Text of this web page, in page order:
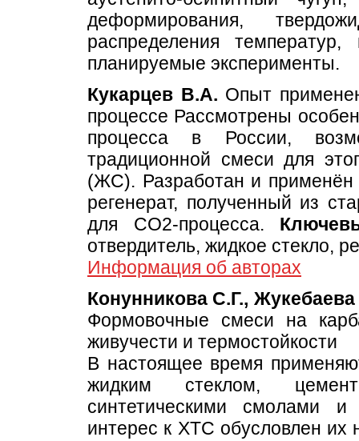
деформирования,
распределения
планируемые эксперименты.
Кукарцев В.А. Опыт
процессе Рассмотрены
процесса в России,
традиционной смеси для
(ЖС). Разработан и применён
регенерат, полученный из
для CO2-процесса.
отвердитель, жидкое стекло,
Информация об авторах
Конунникова С.Г.,
Формовочные смеси на
живучести и термостойкости
В настоящее время
жидким стеклом,
синтетическими смолами
интерес к ХТС обусловлен